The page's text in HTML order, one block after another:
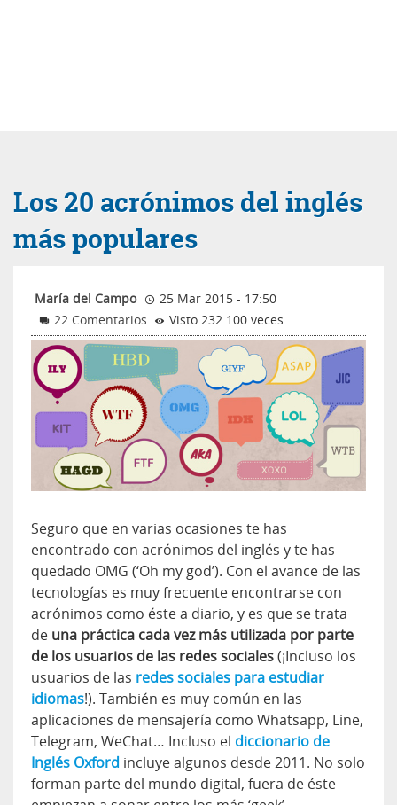
Los 20 acrónimos del inglés
más populares
María del Campo
25 Mar 2015 - 17:50
22 Comentarios
Visto 232.100 veces
Seguro que en varias ocasiones te has
encontrado con acrónimos del inglés y te has
quedado OMG (‘Oh my god’). Con el avance de las
tecnologías es muy frecuente encontrarse con
acrónimos como éste a diario, y es que se trata
de una práctica cada vez más utilizada por parte
de los usuarios de las redes sociales(¡Incluso los
usuarios de las redes sociales para estudiar
idiomas!). También es muy común en las
aplicaciones de mensajería como Whatsapp, Line,
Telegram, WeChat… Incluso el diccionario de
Inglés Oxford incluye algunos desde 2011. No solo
forman parte del mundo digital, fuera de éste